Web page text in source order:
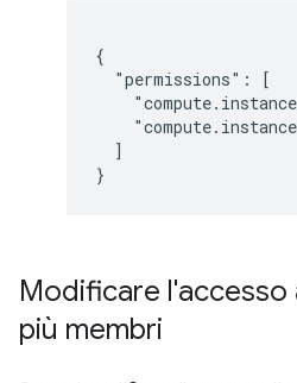
{
  "permissions": [
  ]
Modificare l'accesso
più membri